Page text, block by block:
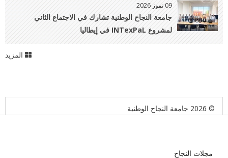
09 تموز 2026
جامعة النجاح الوطنية تشارك في الاجتماع الثاني
لمشروع INTexPaL في إيطاليا
المزيد
© 2026 جامعة النجاح الوطنية
مجلات النجاح